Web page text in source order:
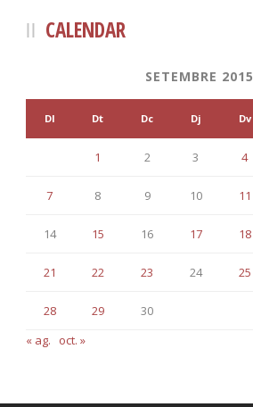
CALENDAR
SETEMBRE 2015
Dl Dt Dc Dj Dv
1 2 3 4
7 8 9 10 11
14 15 16 17 18
21 22 23 24 25
28 29
30
« ag.
oct. »